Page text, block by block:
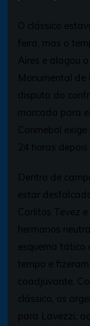
O clássico
feira, mas o
Aires e alagou
Monumental de
disputa do
marcada para
Conmebol
24 horas
Dentro de
estar
Carlitos Tevez
hermanos
esquema tático
tempo e
coadjuvante.
clássico, os
para Lavezzi,